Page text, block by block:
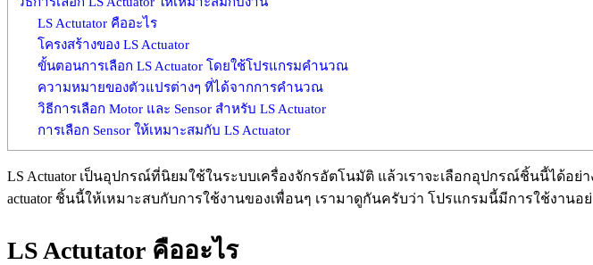
LS Actutator คืออะไร
โครงสร้างของ LS Actuator
ขั้นตอนการเลือก LS Actuator โดยใช้โปรแกรมคำนวณ
ความหมายของตัวแปรต่างๆ ที่ได้จากการคำนวณ
วิธีการเลือก Motor และ Sensor สำหรับ LS Actuator
การเลือก Sensor ให้เหมาะสมกับ LS Actuator
LS Actuator เป็นอุปกรณ์ที่นิยมใช้ในระบบเครื่องจักรอัตโนมัติ แล้วเราจะเลือกอุปกรณ์ชิ้นนี้ได้อย่
actuator ชิ้นนี้ให้เหมาะสบกับการใช้งานของเพื่อนๆ เรามาดูกันครับว่า โปรแกรมนี้มีการใช้งาน
LS Actutator คืออะไร